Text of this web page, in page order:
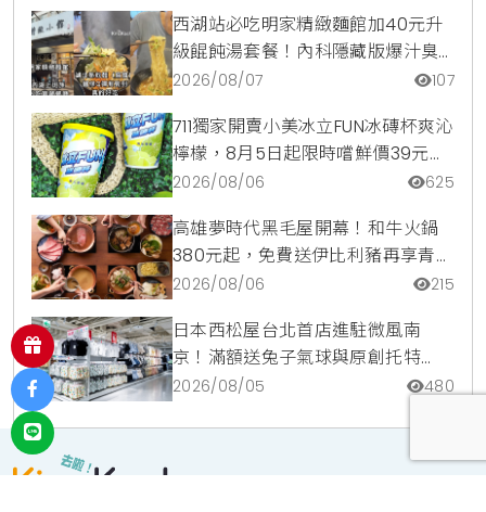
西湖站必吃明家精緻麵館加40元升
級餛飩湯套餐！內科隱藏版爆汁臭
豆腐麵與牛肉麵疙瘩平價攻略
2026/08/07 107
711獨家開賣小美冰立FUN冰磚杯爽沁
檸檬，8月5日起限時嚐鮮價39元特
調咖啡氣泡水超讚
2026/08/06 625
高雄夢時代黑毛屋開幕！和牛火鍋
380元起，免費送伊比利豬再享青森
蘋果冰淇淋加購價。
2026/08/06 215
日本西松屋台北首店進駐微風南
京！滿額送兔子氣球與原創托特
包，指定夏裝享8折優惠
2026/08/05 480